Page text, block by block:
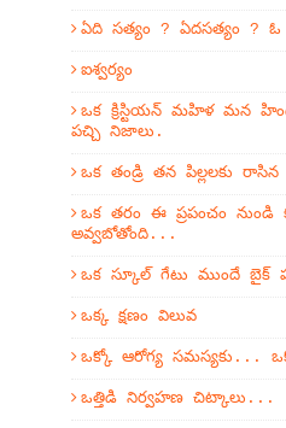
ఏది సత్యం ? ఏదసత్యం ?
ఐశ్వర్యం
ఒక క్రిస్టియన్ మహిళ మన
పచ్చి నిజాలు.
ఒక తండ్రి తన పిల్లలకు
ఒక తరం ఈ ప్రపంచం నుండి
అవ్వబోతోంది...
ఒక స్కూల్ గేటు ముందే బైక్
ఒక్క క్షణం విలువ
ఒక్కో ఆరోగ్య సమస్యకు...
ఒత్తిడి నిర్వహణ చిట్కాలు...